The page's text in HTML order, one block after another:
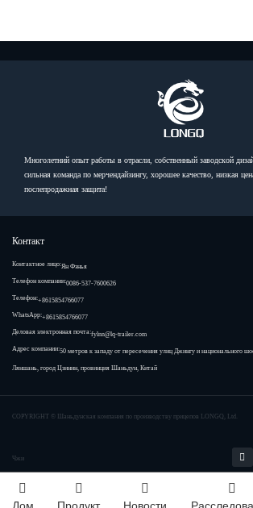
Контакт
Контактное лицо:Ян Фэнья
Телефон компании:0086-537-7600626
Телефон:+8615854766077
WhatsApp:+8615854766077
Деловая электронная почта:fylnn@lq-trailer.com
Адрес компании:50 метров к западу от пересечения улиц Джингу и национального
Ляншань, город Цзинин, провинция Шаньдун, Китай
Многолетний опыт работы в отрасли, собственный заводской
сильная команда по мерчендайзингу, хорошее качество, низкая
послепродажная защита!
COPYRIGHT © Шаньдунская компания по производству прицепов LONGQ, Ltd.
Чжи
Дом Продукт Новости